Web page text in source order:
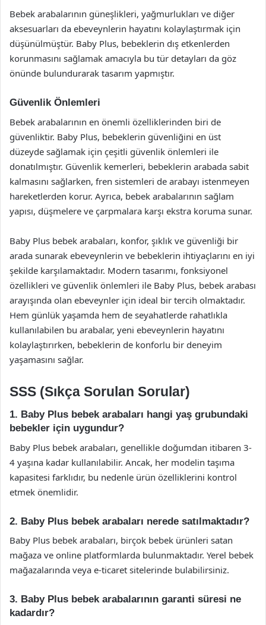
Bebek arabalarının güneşlikleri, yağmurlukları ve diğer
aksesuarları da ebeveynlerin hayatını kolaylaştırmak için
düşünülmüştür. Baby Plus, bebeklerin dış etkenlerden
korunmasını sağlamak amacıyla bu tür detayları da göz
önünde bulundurarak tasarım yapmıştır.
Güvenlik Önlemleri
Bebek arabalarının en önemli özelliklerinden biri de
güvenliktir. Baby Plus, bebeklerin güvenliğini en üst
düzeyde sağlamak için çeşitli güvenlik önlemleri ile
donatılmıştır. Güvenlik kemerleri, bebeklerin arabada sabit
kalmasını sağlarken, fren sistemleri de arabayı istenmeyen
hareketlerden korur. Ayrıca, bebek arabalarının sağlam
yapısı, düşmelere ve çarpmalara karşı ekstra koruma sunar.
Baby Plus bebek arabaları, konfor, şıklık ve güvenliği bir
arada sunarak ebeveynlerin ve bebeklerin ihtiyaçlarını en iyi
şekilde karşılamaktadır. Modern tasarımı, fonksiyonel
özellikleri ve güvenlik önlemleri ile Baby Plus, bebek arabası
arayışında olan ebeveynler için ideal bir tercih olmaktadır.
Hem günlük yaşamda hem de seyahatlerde rahatlıkla
kullanılabilen bu arabalar, yeni ebeveynlerin hayatını
kolaylaştırırken, bebeklerin de konforlu bir deneyim
yaşamasını sağlar.
SSS (Sıkça Sorulan Sorular)
1. Baby Plus bebek arabaları hangi yaş grubundaki
bebekler için uygundur?
Baby Plus bebek arabaları, genellikle doğumdan itibaren 3-
4 yaşına kadar kullanılabilir. Ancak, her modelin taşıma
kapasitesi farklıdır, bu nedenle ürün özelliklerini kontrol
etmek önemlidir.
2. Baby Plus bebek arabaları nerede satılmaktadır?
Baby Plus bebek arabaları, birçok bebek ürünleri satan
mağaza ve online platformlarda bulunmaktadır. Yerel bebek
mağazalarında veya e-ticaret sitelerinde bulabilirsiniz.
3. Baby Plus bebek arabalarının garanti süresi ne
kadardır?